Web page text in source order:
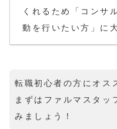
くれるため「コンサ
動を行いたい方」に
転職初心者の方にオス
まずはファルマスタッ
みましょう！